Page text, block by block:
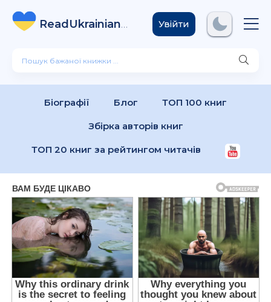
ReadUkrainian
Books .com
Увійти
Біографії Блог ТОП 100 книг
Збірка авторів книг
ТОП 20 книг за рейтингом читачів